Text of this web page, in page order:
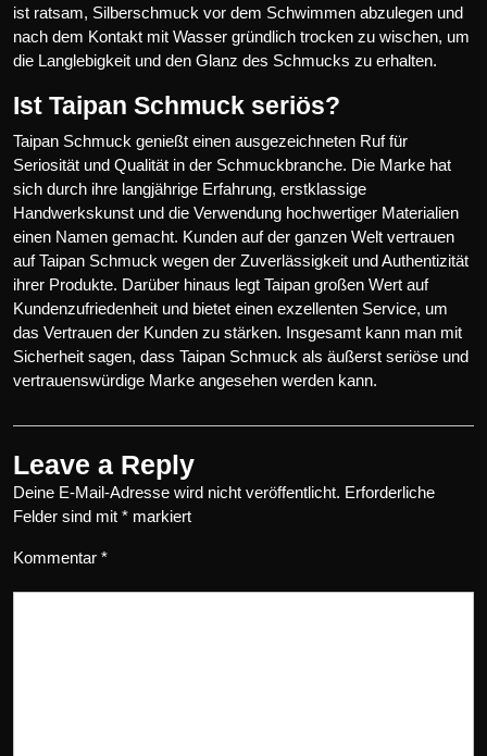
ist ratsam, Silberschmuck vor dem Schwimmen abzulegen und
nach dem Kontakt mit Wasser gründlich trocken zu wischen, um
die Langlebigkeit und den Glanz des Schmucks zu erhalten.
Ist Taipan Schmuck seriös?
Taipan Schmuck genießt einen ausgezeichneten Ruf für
Seriosität und Qualität in der Schmuckbranche. Die Marke hat
sich durch ihre langjährige Erfahrung, erstklassige
Handwerkskunst und die Verwendung hochwertiger Materialien
einen Namen gemacht. Kunden auf der ganzen Welt vertrauen
auf Taipan Schmuck wegen der Zuverlässigkeit und Authentizität
ihrer Produkte. Darüber hinaus legt Taipan großen Wert auf
Kundenzufriedenheit und bietet einen exzellenten Service, um
das Vertrauen der Kunden zu stärken. Insgesamt kann man mit
Sicherheit sagen, dass Taipan Schmuck als äußerst seriöse und
vertrauenswürdige Marke angesehen werden kann.
Leave a Reply
Deine E-Mail-Adresse wird nicht veröffentlicht. Erforderliche
Felder sind mit * markiert
Kommentar *